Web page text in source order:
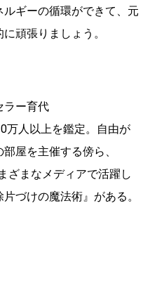
ギーの循環ができて、元
頑張りましょう。
ラー育代
万人以上を鑑定。自由が
屋を主催する傍ら、
ざまなメディアで活躍し
づけの魔法術』がある。